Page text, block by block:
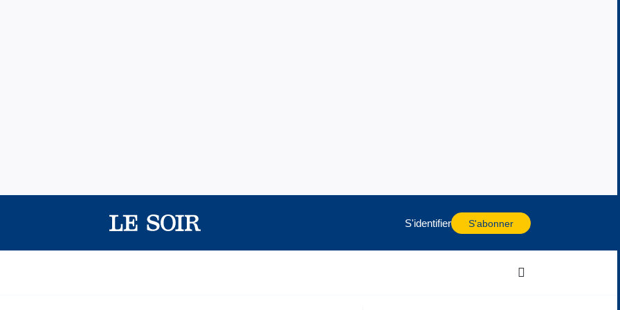
S'identifier S'abonner